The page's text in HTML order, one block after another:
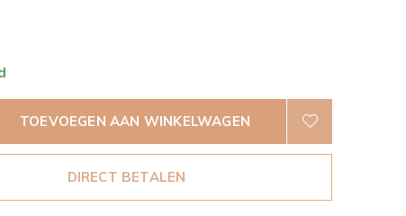
TOEVOEGEN AAN WINKELWAGEN
DIRECT BETALEN